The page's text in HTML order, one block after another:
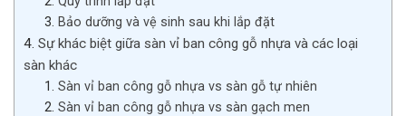
Bảo dưỡng và vệ sinh sau khi lắp đặt
Sự khác biệt giữa sàn vỉ ban công gỗ nhựa và các loại
sàn khác
Sàn vỉ ban công gỗ nhựa vs sàn gỗ tự nhiên
Sàn vỉ ban công gỗ nhựa vs sàn gạch men